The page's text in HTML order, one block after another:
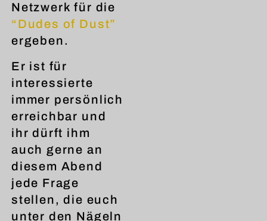
Netzwerk für die
“Dudes of Dust”
ergeben.
Er ist für
interessierte
immer persönlich
erreichbar und
ihr dürft ihm
auch gerne an
diesem Abend
jede Frage
stellen, die euch
unter den Nägeln